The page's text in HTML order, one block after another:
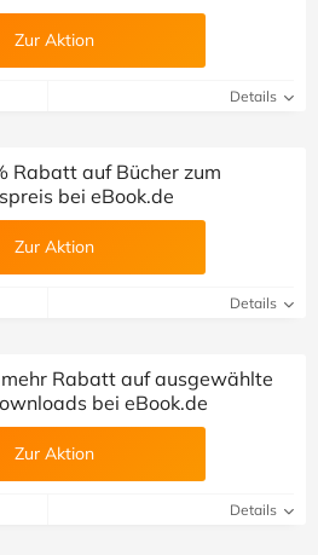
Zur Aktion
Details
Rabatt auf Bücher zum
bei eBook.de
Zur Aktion
Details
Rabatt auf ausgewählte
bei eBook.de
Zur Aktion
Details